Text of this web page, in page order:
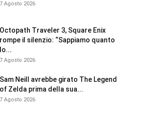
7 Agosto 2026
Octopath Traveler 3, Square Enix
rompe il silenzio: “Sappiamo quanto
lo...
7 Agosto 2026
Sam Neill avrebbe girato The Legend
of Zelda prima della sua...
7 Agosto 2026